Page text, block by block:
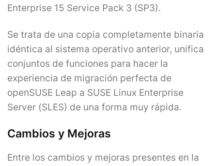
Enterprise 15 Service Pack 3 (SP3).
Se trata de una copia completamente binaria
idéntica al sistema operativo anterior, unifica
conjuntos de funciones para hacer la
experiencia de migración perfecta de
openSUSE Leap a SUSE Linux Enterprise
Server (SLES) de una forma muy rápida.
Cambios y Mejoras
Entre los cambios y mejoras presentes en la